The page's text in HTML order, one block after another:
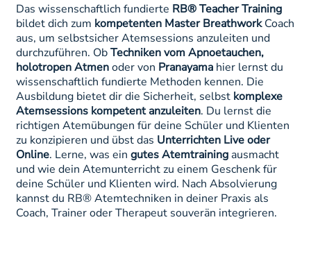
Das wissenschaftlich fundierte RB® Teacher Training
bildet dich zum kompetenten Master BreathworkCoach
aus, um selbstsicher Atemsessions anzuleiten und
durchzuführen. ObTechniken vom Apnoetauchen,
holotropen Atmenoder von Pranayama hier lernst du
wissenschaftlich fundierte Methoden kennen. Die
Ausbildung bietet dir die Sicherheit, selbst komplexe
Atemsessions kompetent anzuleiten. Du lernst die
richtigen Atemübungen für deine Schüler und Klienten
zu konzipieren und übst das Unterrichten Live oder
Online. Lerne, was ein gutes Atemtraining ausmacht
und wie dein Atemunterricht zu einem Geschenk für
deine Schüler und Klienten wird. Nach Absolvierung
kannst du RB® Atemtechniken in deiner Praxis als
Coach, Trainer oder Therapeut souverän integrieren.